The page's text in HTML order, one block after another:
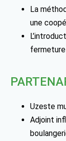
La
une
fermeture
Uzeste
Adjoint